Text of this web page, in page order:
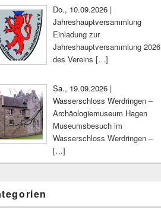
Do., 10.09.2026 |
Jahreshauptversammlung
Einladung zur
Jahreshauptversammlung 2026
des Vereins […]
Sa., 19.09.2026 |
Wasserschloss Werdringen –
Archäologiemuseum Hagen
Museumsbesuch im
Wasserschloss Werdringen –
[…]